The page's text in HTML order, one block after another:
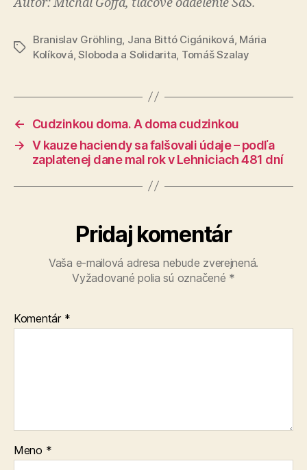
Značky
Branislav Gröhling Jana Bittó Cigániková Mária
Kolíková ,Sloboda a Solidarita Tomáš Szalay
←
Cudzinkou doma. A doma cudzinkou
→ V kauze haciendy sa falšovali údaje – podľa
zaplatenej dane mal rok v Lehniciach 481 dní
Pridaj komentár
Vaša e-mailová adresa nebude zverejnená.
Vyžadované polia sú označené *
Komentár *
Meno *